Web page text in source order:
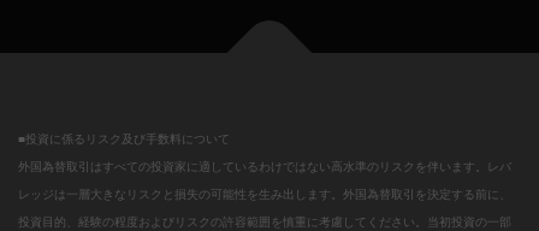
■投資に係るリスク及び手数料について
外国為替取引はすべての投資家に適しているわけではない高水準のリスクを伴います。レバ
レッジは一層大きなリスクと損失の可能性を生み出します。外国為替取引を決定する前に、
投資目的、経験の程度およびリスクの許容範囲を慎重に考慮してください。当初投資の一部